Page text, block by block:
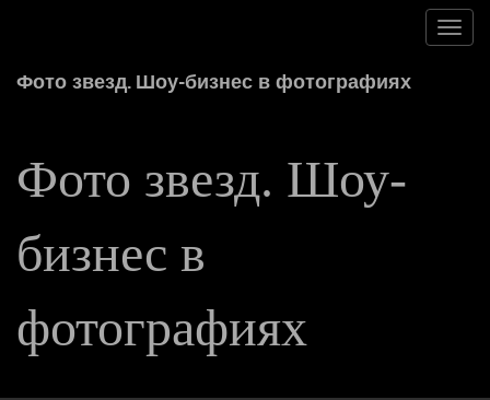
Фото звезд. Шоу-бизнес в фотографиях
Фото звезд. Шоу-
бизнес в
фотографиях